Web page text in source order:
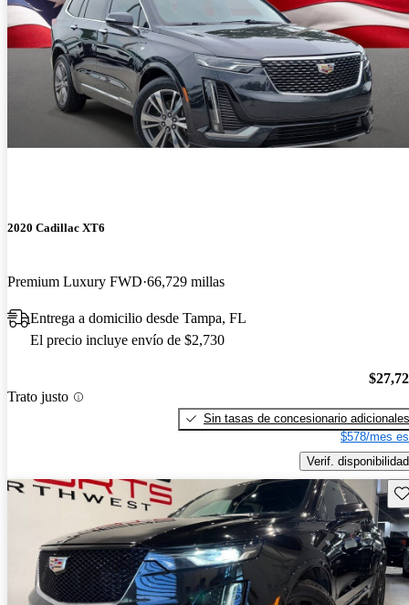
2020 Cadillac XT6
Premium Luxury FWD 66,729 millas
Entrega a domicilio desde Tampa, FL
El precio incluye envío de $2,730
Trato justo
Sin tasas de concesionario adicionales
$578/mes
Verif. disponibilidad